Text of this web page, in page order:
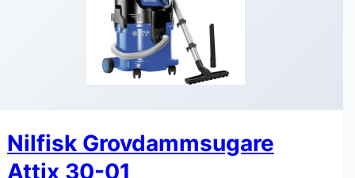
Nilfisk Grovdammsugare
Attix 30-01